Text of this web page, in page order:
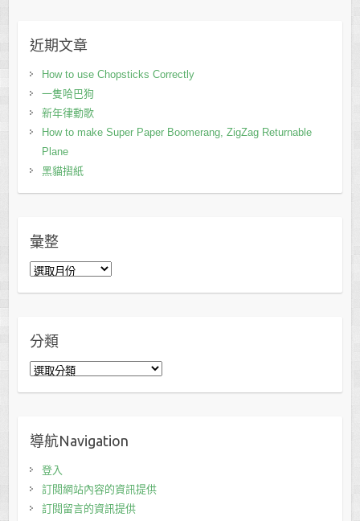
近期文章
How to use Chopsticks Correctly
一隻哈巴狗
新年律動歌
How to make Super Paper Boomerang, ZigZag Returnable
Plane
黑貓摺紙
彙整
彙
分類
分
導航Navigation
登入
訂閱網站內容的資訊提供
訂閱留言的資訊提供